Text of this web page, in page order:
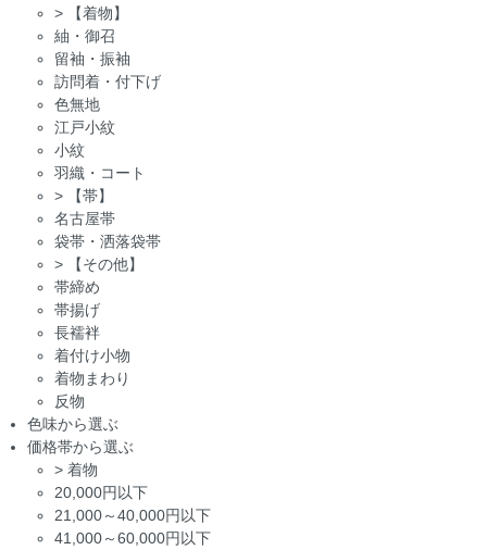
>
【着物】
紬・御召
留袖・振袖
訪問着・付下げ
色無地
江戸小紋
小紋
羽織・コート
>
【帯】
名古屋帯
袋帯・洒落袋帯
>
【その他】
帯締め
帯揚げ
長襦袢
着付け小物
着物まわり
反物
色味から選ぶ
価格帯から選ぶ
> 着物
20,000円以下
21,000～40,000円以下
41,000～60,000円以下